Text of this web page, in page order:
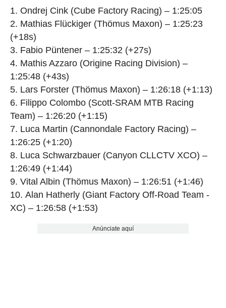
Ondrej Cink (Cube Factory Racing) – 1:25:05
Mathias Flückiger (Thömus Maxon) – 1:25:23
(+18s)
Fabio Püntener – 1:25:32 (+27s)
Mathis Azzaro (Origine Racing Division) –
1:25:48 (+43s)
Lars Forster (Thömus Maxon) – 1:26:18 (+1:13)
Filippo Colombo (Scott-SRAM MTB Racing
Team) – 1:26:20 (+1:15)
Luca Martin (Cannondale Factory Racing) –
1:26:25 (+1:20)
Luca Schwarzbauer (Canyon CLLCTV XCO) –
1:26:49 (+1:44)
Vital Albin (Thömus Maxon) – 1:26:51 (+1:46)
Alan Hatherly (Giant Factory Off-Road Team -
XC) – 1:26:58 (+1:53)
Anúnciate aquí